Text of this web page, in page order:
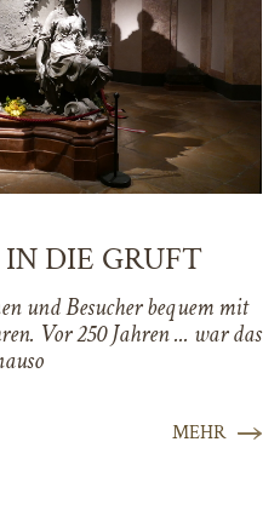
DIE GRUFT
und Besucher bequem mit
Vor 250 Jahren ... war das
MEHR